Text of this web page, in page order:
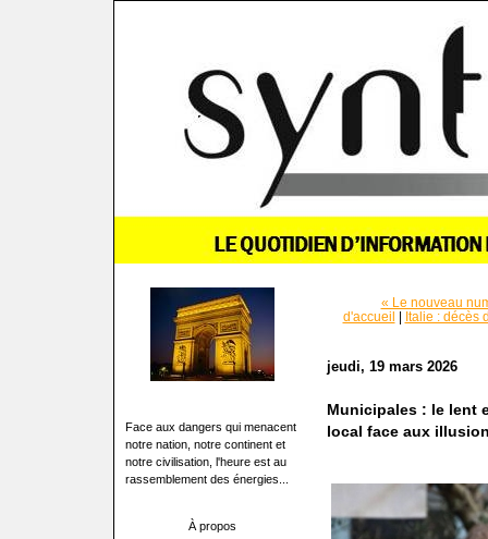
Face aux dangers qui menacent
notre nation, notre continent et
notre civilisation, l'heure est au
rassemblement des énergies...
À propos
« Le nouveau
d'accueil | Italie : décès
jeudi, 19 mars 2026
Municipales : le lent
local face aux